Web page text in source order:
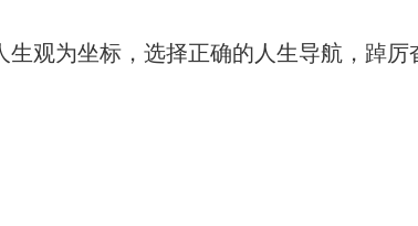
为坐标，选择正确的人生导航，踔厉